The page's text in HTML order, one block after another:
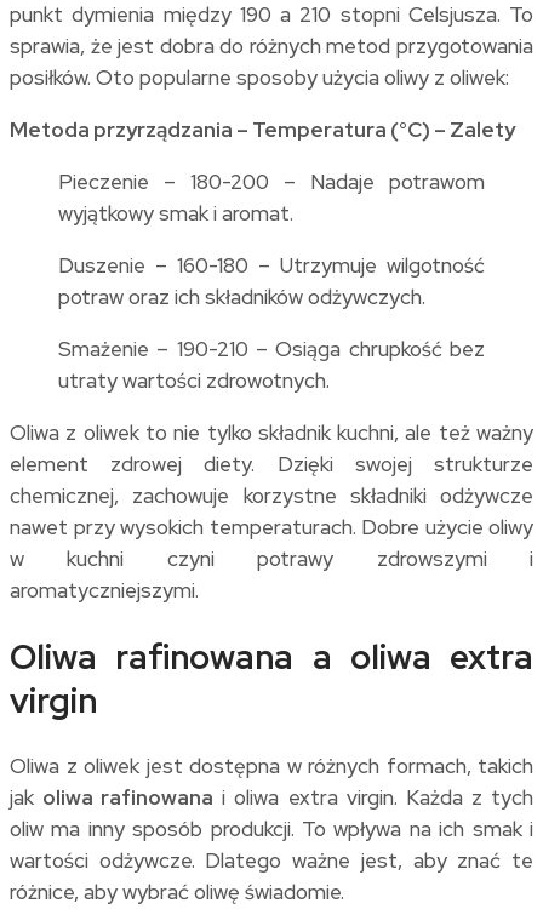
punkt dymienia między 190 a 210 stopni Celsjusza. To
sprawia, że jest dobra do różnych metod przygotowania
posiłków. Oto popularne sposoby użycia oliwy z oliwek:
Metoda przyrządzania – Temperatura (°C) – Zalety
Pieczenie – 180-200 – Nadaje potrawom
wyjątkowy smak i aromat.
Duszenie – 160-180 – Utrzymuje wilgotność
potraw oraz ich składników odżywczych.
Smażenie – 190-210 – Osiąga chrupkość bez
utraty wartości zdrowotnych.
Oliwa z oliwek to nie tylko składnik kuchni, ale też ważny
element zdrowej diety. Dzięki swojej strukturze
chemicznej, zachowuje korzystne składniki odżywcze
nawet przy wysokich temperaturach. Dobre użycie oliwy
w kuchni czyni potrawy zdrowszymi i
aromatyczniejszymi.
Oliwa rafinowana a oliwa extra
virgin
Oliwa z oliwek jest dostępna w różnych formach, takich
jak oliwa rafinowana i oliwa extra virgin. Każda z tych
oliw ma inny sposób produkcji. To wpływa na ich smak i
wartości odżywcze. Dlatego ważne jest, aby znać te
różnice, aby wybrać oliwę świadomie.